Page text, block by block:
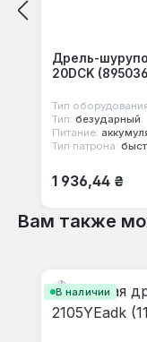
Дрель-
20DCK
Тип
Тип: безударный
Питание:
Тип патрона:
Обычная
1 936,44 ₴
Вам также
В наличии